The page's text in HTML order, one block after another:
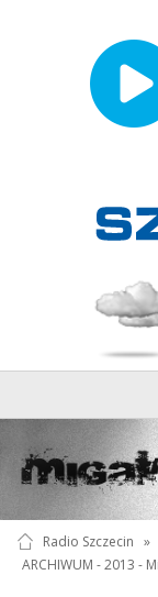
Radio Szczecin »
ARCHIWUM - 2013 -